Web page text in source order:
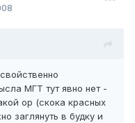
МГТ тут явно нет -
ор (скока красных
заглянуть в будку и